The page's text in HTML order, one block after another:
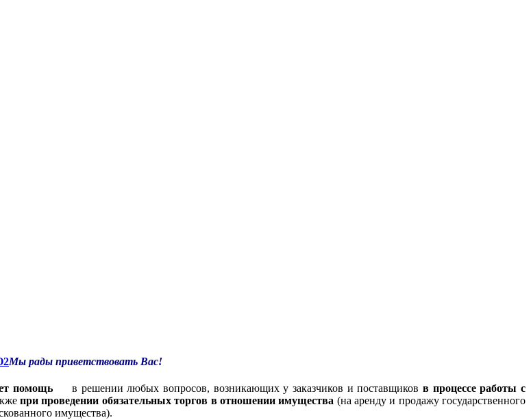
Мы рады приветствовать Вас!
помощьв решении любых вопросов, возникающих у заказчиков и поставщиковв процессе работы с
при проведении обязательных торгов в отношении имущества (на аренду и продажу государственного
имущества).